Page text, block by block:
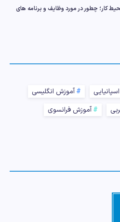
کار؛ چطور در مورد وظایف و برنامه های
آموزش انگلیسی
آموزش فرانسوی